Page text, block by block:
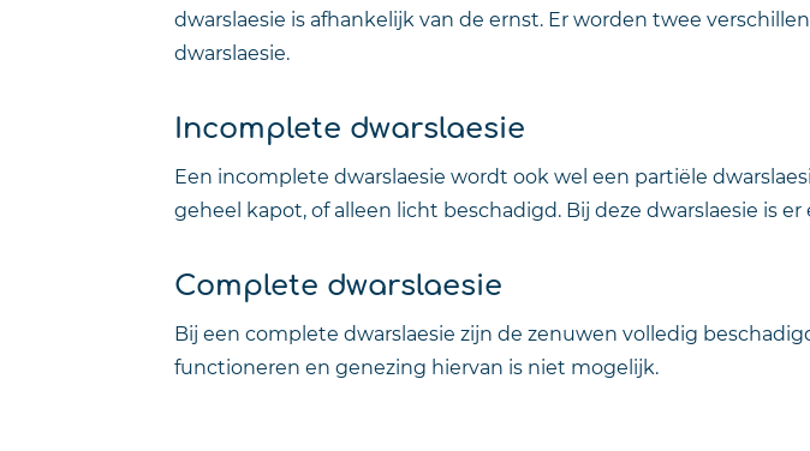
dwarslaesie is afhankelijk van de ernst. Er worden twee
dwarslaesie.
Incomplete dwarslaesie
Een incomplete dwarslaesie wordt ook wel een partiële
geheel kapot, of alleen licht beschadigd. Bij deze dwarslaesie is
Complete dwarslaesie
Bij een complete dwarslaesie zijn de zenuwen volledig
functioneren en genezing hiervan is niet mogelijk.